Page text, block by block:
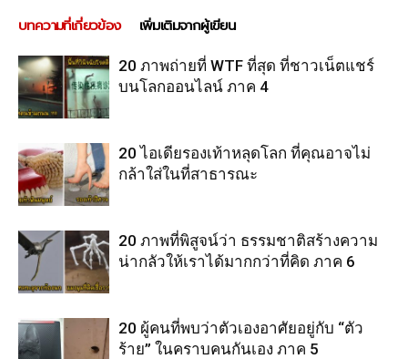
บทความที่เกี่ยวข้อง เพิ่มเติมจากผู้เขียน
20 ภาพถ่ายที่ WTF ที่สุด ที่ชาวเน็ตแชร์
บนโลกออนไลน์ ภาค 4
20 ไอเดียรองเท้าหลุดโลก ที่คุณอาจไม่
กล้าใส่ในที่สาธารณะ
20 ภาพที่พิสูจน์ว่า ธรรมชาติสร้างความ
น่ากลัวให้เราได้มากกว่าที่คิด ภาค 6
20 ผู้คนที่พบว่าตัวเองอาศัยอยู่กับ “ตัว
ร้าย” ในคราบคนกันเอง ภาค 5